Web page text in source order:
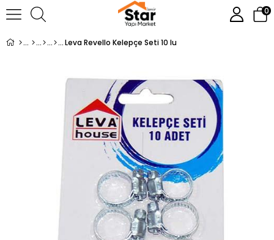
0
Leva Revello Kelepçe Seti 10 lu